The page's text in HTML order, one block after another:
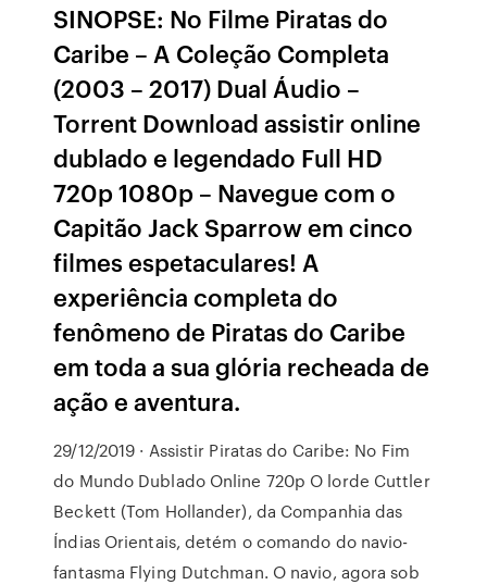
SINOPSE: No Filme Piratas do
Caribe – A Coleção Completa
(2003 – 2017) Dual Áudio –
Torrent Download assistir online
dublado e legendado Full HD
720p 1080p – Navegue com o
Capitão Jack Sparrow em cinco
filmes espetaculares! A
experiência completa do
fenômeno de Piratas do Caribe
em toda a sua glória recheada de
ação e aventura.
29/12/2019 · Assistir Piratas do Caribe: No Fim
do Mundo Dublado Online 720p O lorde Cuttler
Beckett (Tom Hollander), da Companhia das
Índias Orientais, detém o comando do navio-
fantasma Flying Dutchman. O navio, agora sob